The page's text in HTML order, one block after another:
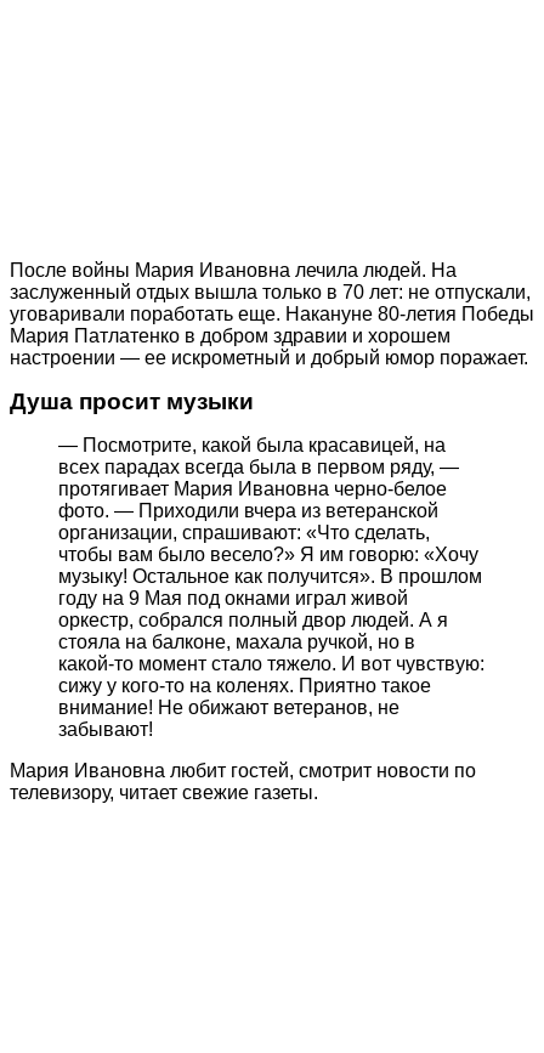
После войны Мария Ивановна лечила людей. На
заслуженный отдых вышла только в 70 лет: не отпускали,
уговаривали поработать еще. Накануне 80‑летия Победы
Мария Патлатенко в добром здравии и хорошем
настроении — ее искрометный и добрый юмор поражает.
Душа просит музыки
— Посмотрите, какой была красавицей, на
всех парадах всегда была в первом ряду, —
протягивает Мария Ивановна черно‑белое
фото. — Приходили вчера из ветеранской
организации, спрашивают: «Что сделать,
чтобы вам было весело?» Я им говорю: «Хочу
музыку! Остальное как получится». В прошлом
году на 9 Мая под окнами играл живой
оркестр, собрался полный двор людей. А я
стояла на балконе, махала ручкой, но в
какой‑то момент стало тяжело. И вот чувствую:
сижу у кого‑то на коленях. Приятно такое
внимание! Не обижают ветеранов, не
забывают!
Мария Ивановна любит гостей, смотрит новости по
телевизору, читает свежие газеты.